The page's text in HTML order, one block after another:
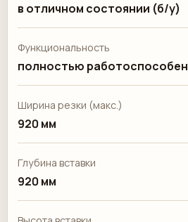
в отличном состоянии (б/у)
Функциональность
полностью работоспособен
Ширина резки (макс.)
920 мм
Глубина вставки
920 мм